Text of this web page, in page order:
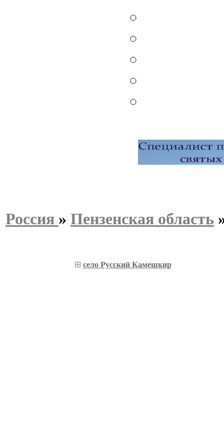
Россия » Пензенская область
село Русский Камешкир